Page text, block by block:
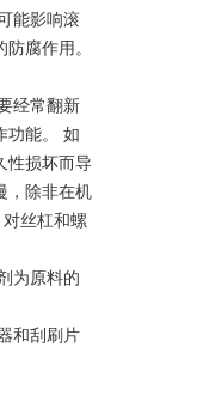
能影响滚
腐作用。
经常翻新
功能。 如
性损坏而导
，除非在机
丝杠和螺
为原料的
和刮刷片